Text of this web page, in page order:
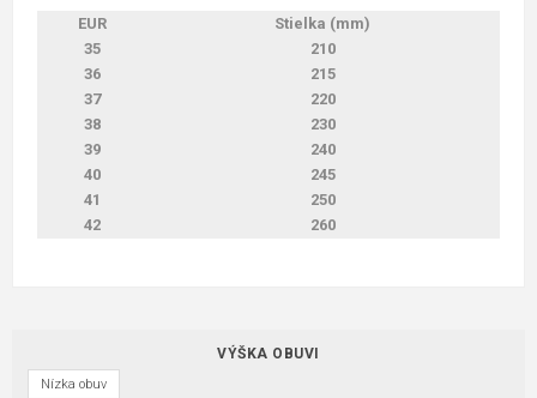
EUR
Stielka (mm)
35
210
36
215
37
220
38
230
39
240
40
245
41
250
42
260
VÝŠKA OBUVI
Nízka obuv